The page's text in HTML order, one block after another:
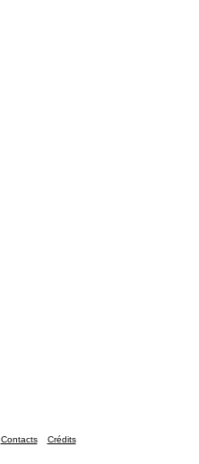
Contacts Crédits